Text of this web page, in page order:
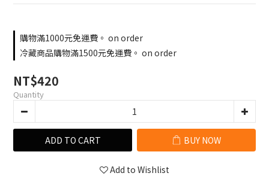
購物滿1000元免運費。 on order
冷藏商品購物滿1500元免運費。 on order
NT$420
Quantity
ADD TO CART BUY NOW
Add to Wishlist